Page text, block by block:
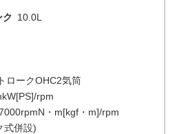
10.0L
ロークOHC2気筒
rpm
・m[kgf・m]/rpm
式併設)